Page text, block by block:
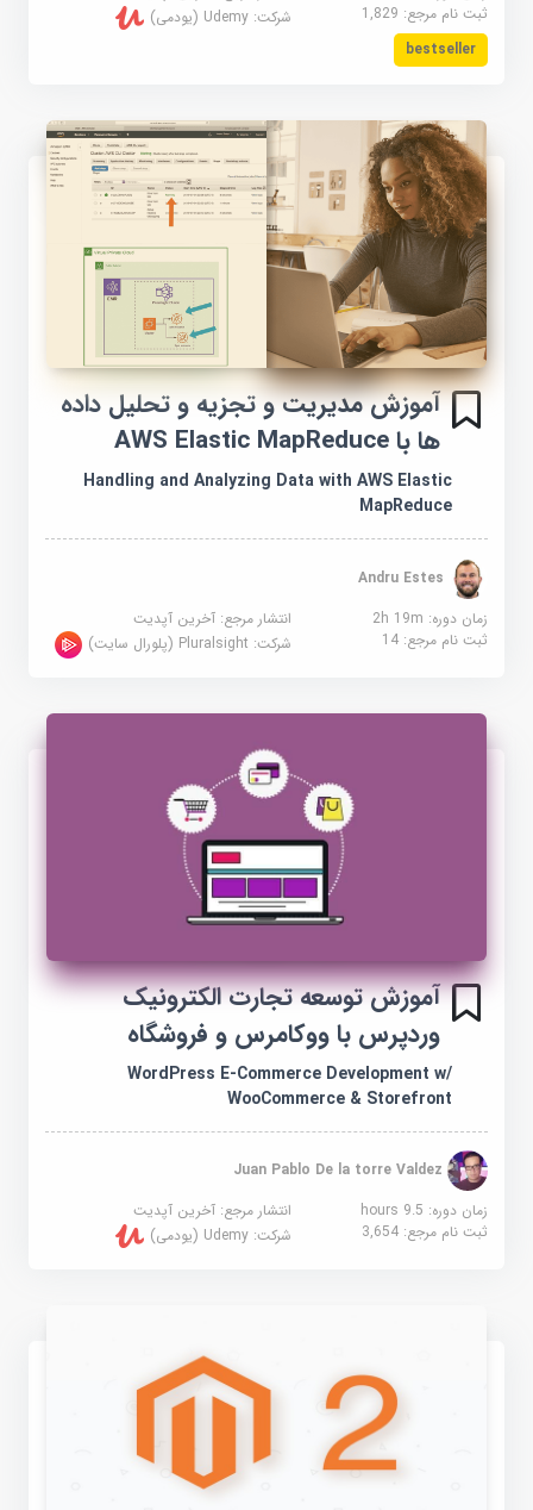
ثبت نام مرجع:1,829 شرکت:Udemy (یودمی)
bestseller
آموزش مدیریت و تجزیه و تحلیل داده
ها با AWS Elastic MapReduce
Handling and Analyzing Data with AWS Elastic
MapReduce
Andru Estes
زمان دوره: 2h 19m
انتشار مرجع:آخرین آپدیت
ثبت نام مرجع:14 شرکت:Pluralsight (پلورال سایت)
آموزش توسعه تجارت الکترونیک
وردپرس با ووکامرس و فروشگاه
WordPress E-Commerce Development w/
WooCommerce & Storefront
Juan Pablo De la torre Valdez
زمان دوره: 9.5 hours
انتشار مرجع:آخرین آپدیت
ثبت نام مرجع:3,654 شرکت:Udemy (یودمی)